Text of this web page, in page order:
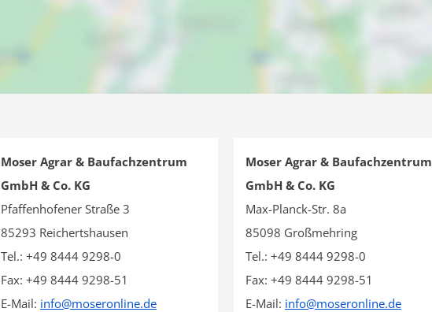
Moser Agrar & Baufachzentrum
GmbH & Co. KG
Pfaffenhofener Straße 3
85293 Reichertshausen
Tel.: +49 8444 9298-0
Fax: +49 8444 9298-51
E-Mail: info@moseronline.de
Moser Agrar & Baufachzentrum
GmbH & Co. KG
Max-Planck-Str. 8a
85098 Großmehring
Tel.: +49 8444 9298-0
Fax: +49 8444 9298-51
E-Mail: info@moseronline.de